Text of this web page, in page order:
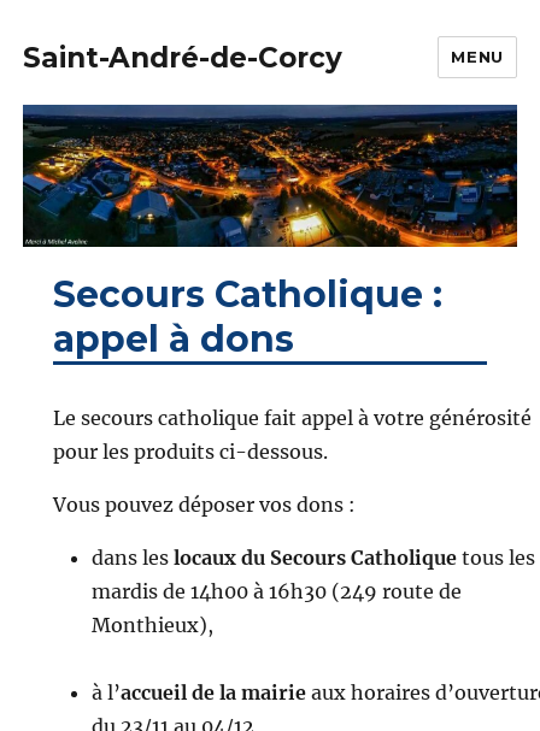
Saint-André-de-Corcy MENU
Secours Catholique :
appel à dons
Le secours catholique fait appel à votre générosité
pour les produits ci-dessous.
Vous pouvez déposer vos dons :
dans les locaux du Secours Catholiquetous les
mardis de 14h00 à 16h30 (249 route de
Monthieux),
à l’accueil de la mairieaux horaires
du 23/11 au 04/12